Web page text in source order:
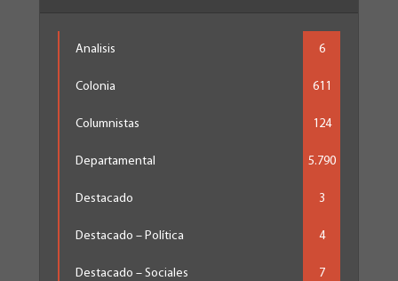
Analisis 6
Colonia 611
Columnistas 124
Departamental 5.790
Destacado 3
Destacado – Política 4
Destacado – Sociales 7